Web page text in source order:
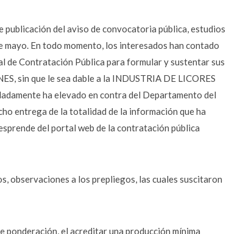
del aviso de convocatoria pública, estudios
En todo momento, los interesados han contado
de Contratación Pública para formular y sustentar sus
sin que le sea dable a la INDUSTRIA DE LICORES
ha elevado en contra del Departamento del
entrega de la totalidad de la información que ha
del portal web de la contratación pública
observaciones a los prepliegos, las cuales suscitaron
ponderación, el acreditar una producción mínima